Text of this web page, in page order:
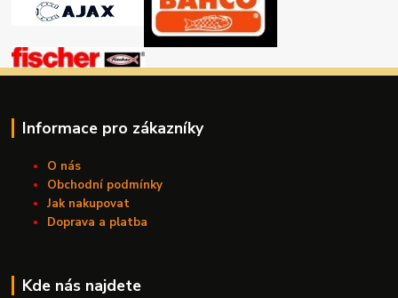
Informace pro zákazníky
O nás
Obchodní podmínky
Jak nakupovat
Doprava a platba
Kde nás najdete